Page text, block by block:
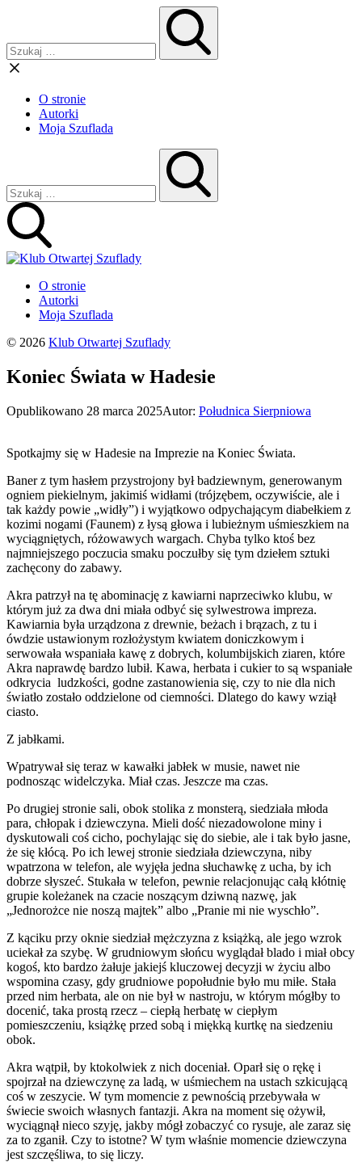
O stronie
Autorki
Moja Szuflada
O stronie
Autorki
Moja Szuflada
© 2026 Klub Otwartej Szuflady
Koniec Świata w Hadesie
Opublikowano 28 marca 2025Autor: Południca Sierpniowa
Spotkajmy się w Hadesie na Imprezie na Koniec Świata.
Baner z tym hasłem przystrojony był badziewnym, generowanym
ogniem piekielnym, jakimiś widłami (trójzębem, oczywiście, ale i
tak każdy powie „widły”) i wyjątkowo odpychającym diabełkiem z
kozimi nogami (Faunem) z łysą głowa i lubieżnym uśmieszkiem na
wyciągniętych, różowawych wargach. Chyba tylko ktoś bez
najmniejszego poczucia smaku poczułby się tym dziełem sztuki
zachęcony do zabawy.
Akra patrzył na tę abominację z kawiarni naprzeciwko klubu, w
którym już za dwa dni miała odbyć się sylwestrowa impreza.
Kawiarnia była urządzona z drewnie, beżach i brązach, z tu i
ówdzie ustawionym rozłożystym kwiatem doniczkowym i
serwowała wspaniała kawę z dobrych, kolumbijskich ziaren, które
Akra naprawdę bardzo lubił. Kawa, herbata i cukier to są wspaniałe
odkrycia ludzkości, godne zastanowienia się, czy to nie dla nich
światło zostało oddzielone od ciemności. Dlatego do kawy wziął
ciasto.
Z jabłkami.
Wpatrywał się teraz w kawałki jabłek w musie, nawet nie
podnosząc widelczyka. Miał czas. Jeszcze ma czas.
Po drugiej stronie sali, obok stolika z monsterą, siedziała młoda
para, chłopak i dziewczyna. Mieli dość niezadowolone miny i
dyskutowali coś cicho, pochylając się do siebie, ale i tak było jasne,
że się kłócą. Po ich lewej stronie siedziała dziewczyna, niby
wpatrzona w telefon, ale wyjęła jedna słuchawkę z ucha, by ich
dobrze słyszeć. Stukała w telefon, pewnie relacjonując całą kłótnię
grupie koleżanek na czacie noszącym dziwną nazwę, jak
„Jednorożce nie noszą majtek” albo „Pranie mi nie wyschło”.
Z kąciku przy oknie siedział mężczyzna z książką, ale jego wzrok
uciekał za szybę. W grudniowym słońcu wyglądał blado i miał obcy
kogoś, kto bardzo żałuje jakiejś kluczowej decyzji w życiu albo
wspomina czasy, gdy grudniowe popołudnie było mu miłe. Stała
przed nim herbata, ale on nie był w nastroju, w którym mógłby to
docenić, taka prostą rzecz – ciepłą herbatę w ciepłym
pomieszczeniu, książkę przed sobą i miękką kurtkę na siedzeniu
obok.
Akra wątpił, by ktokolwiek z nich doceniał. Oparł się o rękę i
spojrzał na dziewczynę za ladą, w uśmiechem na ustach szkicującą
coś w zeszycie. W tym momencie z pewnością przebywała w
świecie swoich własnych fantazji. Akra na moment się ożywił,
wyciągnął nieco szyję, jakby mógł zobaczyć co rysuje, ale zaraz się
za to zganił. Czy to istotne? W tym właśnie momencie dziewczyna
jest szczęśliwa, to się liczy.